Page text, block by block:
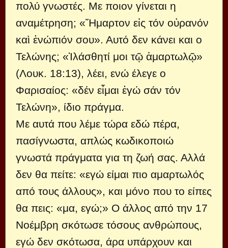
πολύ γνωστές. Με ποιον γίνεται η
αναμέτρηση; «Ἥμαρτον εἰς τόν οὐρανόν
καὶ ἐνώπιόν σου». Αυτό δεν κάνει και ο
Τελώνης; «Ἱλάσθητί μοι τῷ ἁμαρτωλῷ»
(Λουκ. 18:13), λέει, ενώ έλεγε ο
Φαρισαίος: «δέν εἶμαι ἐγώ σάν τόν
Τελώνη», ίδιο πράγμα.
Με αυτά που λέμε τώρα εδώ πέρα,
πασίγνωστα, απλώς κωδικοποιώ
γνωστά πράγματα για τη ζωή σας. Αλλά
δεν θα πείτε: «εγώ είμαι πιο αμαρτωλός
από τους άλλους», και μόνο που το είπες
θα πεις: «μα, εγώ;» Ο άλλος από την 17
Νοέμβρη σκότωσε τόσους ανθρώπους,
εγώ δεν σκότωσα, άρα υπάρχουν και